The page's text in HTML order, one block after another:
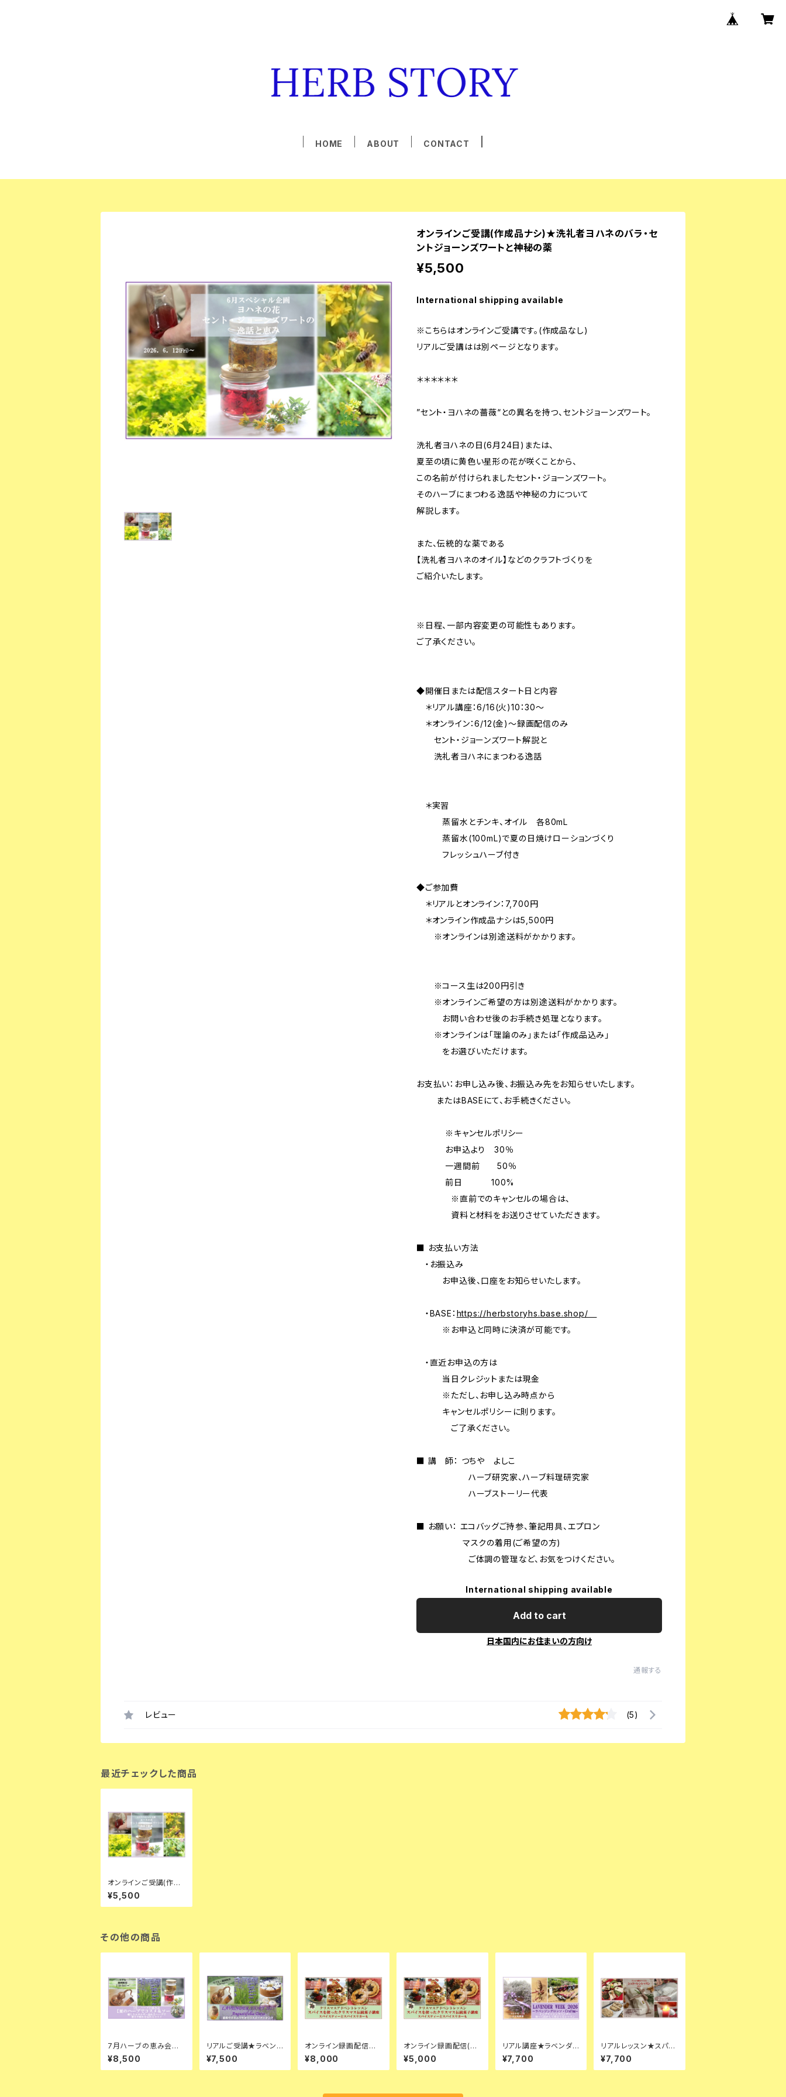
HOME ABOUT CONTACT
オンラインご受講(作成品ナシ)★洗礼者ヨハネのバラ・セ
ントジョーンズワートと神秘の薬
¥5,500
International shipping available
※こちらはオンラインご受講です。(作成品なし)
リアルご受講はは別ページとなります。
＊＊＊＊＊＊
”セント・ヨハネの薔薇“との異名を持つ、セントジョーンズワート。
洗礼者ヨハネの日(6月24日)または、
夏至の頃に黄色い星形の花が咲くことから、
この名前が付けられましたセント・ジョーンズワート。
そのハーブにまつわる逸話や神秘の力について
解説します。
また、伝統的な薬である
【洗礼者ヨハネのオイル】などのクラフトづくりを
ご紹介いたします。
※日程、一部内容変更の可能性もあります。
ご了承ください。
◆開催日または配信スタート日と内容
＊リアル講座：6/16(火)10：30～
＊オンライン：6/12(金)～録画配信のみ
セント・ジョーンズワート解説と
洗礼者ヨハネにまつわる逸話
＊実習
蒸留水とチンキ、オイル 各80mL
蒸留水(100mL)で夏の日焼けローションづくり
フレッシュハーブ付き
◆ご参加費
＊リアルとオンライン：7,700円
＊オンライン作成品ナシは5,500円
※オンラインは別途送料がかかります。
※コース生は200円引き
※オンラインご希望の方は別途送料がかかります。
お問い合わせ後のお手続き処理となります。
※オンラインは「理論のみ」または「作成品込み」
をお選びいただけます。
お支払い：お申し込み後、お振込み先をお知らせいたします。
またはBASEにて、お手続きください。
※キャンセルポリシー
お申込より 30％
一週間前 50％
前日 100%
※直前でのキャンセルの場合は、
資料と材料をお送りさせていただきます。
■ お支払い方法
・お振込み
お申込後、口座をお知らせいたします。
・BASE： https://herbstoryhs.base.shop/
※お申込と同時に決済が可能です。
・直近お申込の方は
当日クレジットまたは現金
※ただし、お申し込み時点から
キャンセルポリシーに則ります。
ご了承ください。
■ 講 師： つちや よしこ
ハーブ研究家、ハーブ料理研究家
ハーブストーリー代表
■ お願い： エコバッグご持参、筆記用具、エプロン
マスクの着用(ご希望の方)
ご体調の管理など、お気をつけください。
International shipping available
Add to cart
日本国内にお住まいの方向け
通報する
レビュー (5)
最近チェックした商品
オンラインご受講(作成
品ナシ)★洗礼者ヨハネ
のバラ・セントジョーン
ズワートと神秘の薬
¥5,500
その他の商品
7月ハーブの恵み会★
ラベンダーフルコスメ＆
コールドプロセスソープ
他
¥8,500
リアルご受講★ラベンダ
ーストーリー・アングス
トフォリアデイ
¥7,500
オンライン録画配信★
クリスマス英国伝統菓
子レッスン★ミンスミー
トとミンスパイと
¥8,000
オンライン録画配信(材
料なし)★クリスマス英
国伝統菓子レッスン★
ミンスミートとミンスパ
¥5,000
リアル講座★ラベンダ
ーバンドルズ＆ミニリー
スづくり
¥7,700
リアルレッスン★スパイ
ス酵母でつくるシュトー
レンレッスン2025
¥7,700